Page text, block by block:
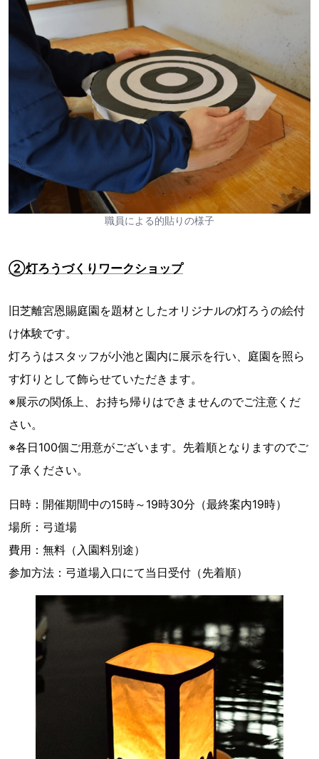
職員による的貼りの様子
②灯ろうづくりワークショップ
旧芝離宮恩賜庭園を題材としたオリジナルの灯ろうの絵付
け体験です。
灯ろうはスタッフが小池と園内に展示を行い、庭園を照ら
す灯りとして飾らせていただきます。
※展示の関係上、お持ち帰りはできませんのでご注意くだ
さい。
※各日100個ご用意がございます。先着順となりますのでご
了承ください。
日時：開催期間中の15時～19時30分（最終案内19時）
場所：弓道場
費用：無料（入園料別途）
参加方法：弓道場入口にて当日受付（先着順）